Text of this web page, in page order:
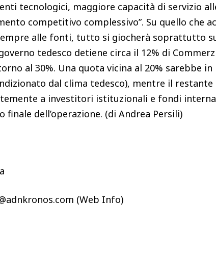
tecnologici, maggiore capacità di servizio
competitivo complessivo”. Su quello che
alle fonti, tutto si giocherà soprattutto
tedesco detiene circa il 12% di
al 30%. Una quota vicina al 20% sarebbe
dal clima tedesco), mentre il
a investitori istituzionali e fondi
finale dell’operazione. (di Andrea Persili)
(Web Info)